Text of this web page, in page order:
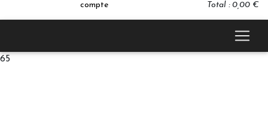
compte
Total : 0,00 €
65